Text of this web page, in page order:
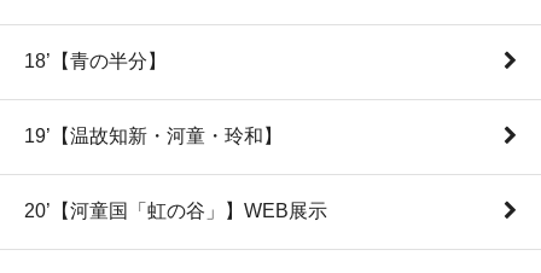
18’【青の半分】
19’【温故知新・河童・玲和】
20’【河童国「虹の谷」】WEB展示